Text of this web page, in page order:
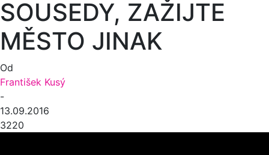
SOUSEDY, ZAŽIJTE
MĚSTO JINAK
Od
František Kusý
-
13.09.2016
3220